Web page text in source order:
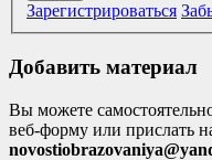
Зарегистрироваться
Добавить материал
Вы можете
веб-форму или прислать